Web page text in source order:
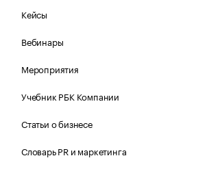
Кейсы
Вебинары
Мероприятия
Учебник РБК Компании
Статьи о бизнесе
Словарь PR и маркетинга